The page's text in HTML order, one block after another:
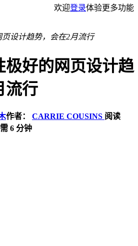
极好的网页设计趋
流行
作者： CARRIE COUSINS 阅读
6 分钟
欢迎登录体验更多功能